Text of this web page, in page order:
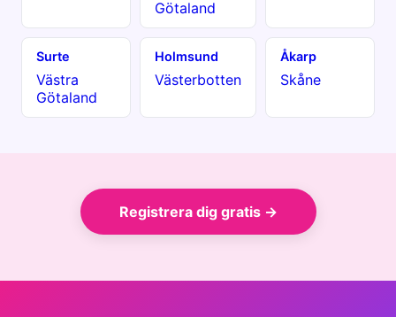
Götaland
Surte
Västra
Götaland
Holmsund
Västerbotten
Åkarp
Skåne
Registrera dig gratis →